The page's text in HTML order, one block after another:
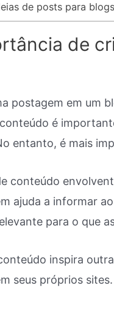
de posts para blogs
de
postagem em um
é
entanto, é mais
conteúdo
ajuda a informar
para o que
inspira
seus próprios sites.